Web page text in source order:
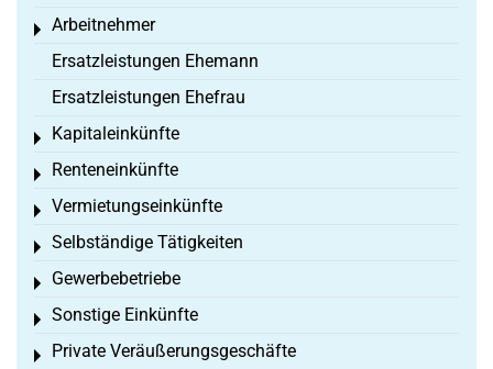
Arbeitnehmer
Toggle menu
Ersatzleistungen Ehemann
Ersatzleistungen Ehefrau
Kapitaleinkünfte
Toggle menu
Renteneinkünfte
Toggle menu
Vermietungseinkünfte
Toggle menu
Selbständige Tätigkeiten
Toggle menu
Gewerbebetriebe
Toggle menu
Sonstige Einkünfte
Toggle menu
Private Veräußerungsgeschäfte
Toggle menu